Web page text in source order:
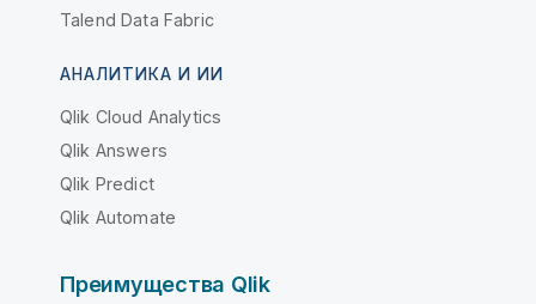
Talend Data Fabric
АНАЛИТИКА И ИИ
Qlik Cloud Analytics
Qlik Answers
Qlik Predict
Qlik Automate
Преимущества Qlik